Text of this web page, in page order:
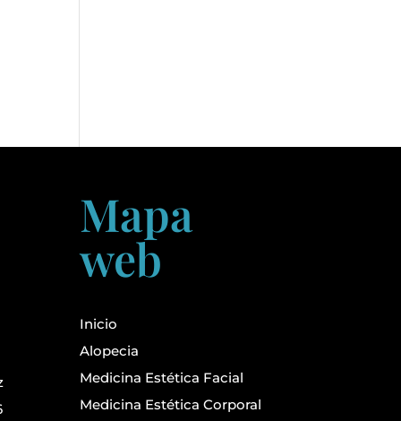
Mapa
web
Inicio
Alopecia
Medicina Estética Facial
Medicina Estética Corporal